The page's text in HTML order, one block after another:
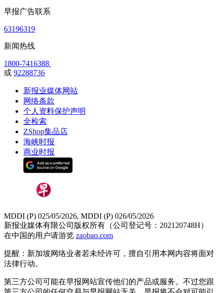
早报广告联系
63196319
新闻热线
1800-7416388
或 92288736
新报业媒体网站
网络条款
个人资料保护声明
全检索
ZShop集品店
海峡时报
商业时报
MDDI (P) 025/05/2026, MDDI (P) 026/05/2026
新报业媒体有限公司版权所有（公司登记号：202120748H）
在中国的用户请游览 zaobao.com
提醒：新加坡网络业者若未经许可，擅自引用本网内容将面对
法律行动。
第三方公司可能在早报网站宣传他们的产品或服务。不过您跟